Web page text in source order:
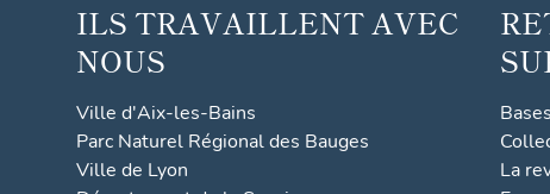
ILS TRAVAILLENT AVEC
NOUS
Ville d'Aix-les-Bains
Parc Naturel Régional des Bauges
Ville de Lyon
La